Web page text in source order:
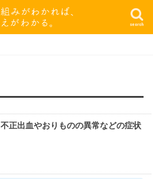
search
不正出血やおりものの異常などの症状